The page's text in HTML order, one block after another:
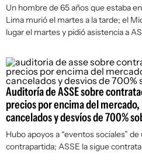
Un hombre de 65 años que estaba
Lima murió el martes a la tarde; el
lugar el martes y pidió asistencia a
Auditoría de ASSE sobre
precios por encima del
cancelados y desvíos de 700%
Hubo apoyos a “eventos sociales”
contrapartida; ASSE la sigue